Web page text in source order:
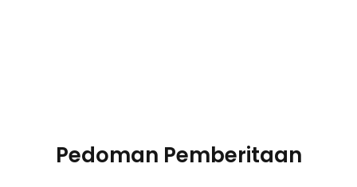
Pedoman Pemberitaan